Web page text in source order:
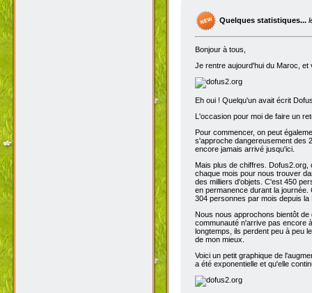
Quelques statistiques...
Bonjour à tous,
Je rentre aujourd'hui du Maroc, et
Eh oui ! Quelqu'un avait écrit
L'occasion pour moi de faire un
Pour commencer, on peut
s'approche dangereusement des
encore jamais arrivé jusqu'ici.
Mais plus de chiffres.
chaque mois pour nous trouver
des milliers d'objets. C'est 450
en permanence durant la
304 personnes par mois depuis
Nous nous approchons bientôt
communauté n'arrive pas encore
longtemps, ils perdent peu à peu
de mon mieux.
Voici un petit graphique de
a été exponentielle et qu'elle